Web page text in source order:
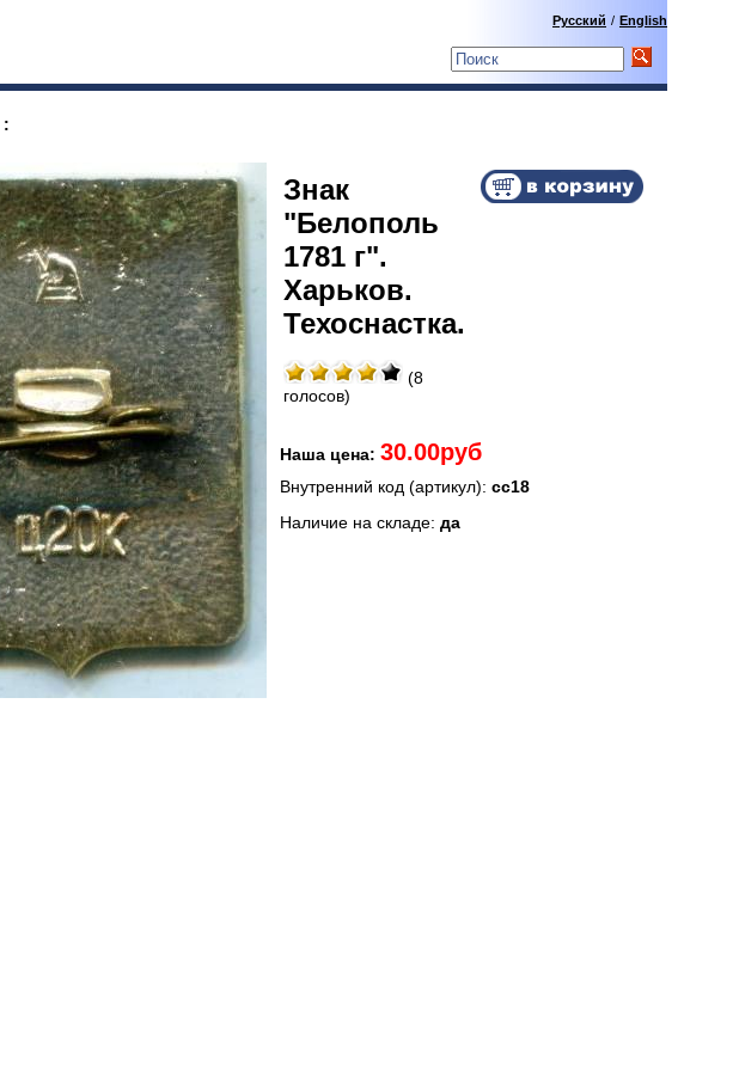
Русский / English
:
Знак
"Белополь
1781 г".
Харьков.
Техоснастка.
(8
голосов)
Наша цена: 30.00руб
Внутренний код (артикул): сс18
Наличие на складе: да